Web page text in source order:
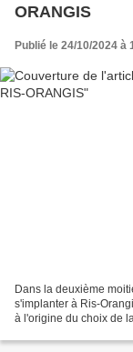
ORANGIS
Publié le 24/10/2024 à
Dans la deuxième
s'implanter à Ris-
à l'origine du choix de